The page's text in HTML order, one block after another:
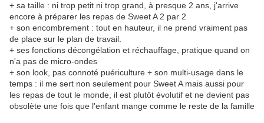
+ sa taille : ni trop petit ni trop grand, à presque 2 ans, j'arrive
encore à préparer les repas de Sweet A 2 par 2
+ son encombrement : tout en hauteur, il ne prend vraiment pas
de place sur le plan de travail.
+ ses fonctions décongélation et réchauffage, pratique quand on
n'a pas de micro-ondes
+ son look, pas connoté puériculture + son multi-usage dans le
temps : il me sert non seulement pour Sweet A mais aussi pour
les repas de tout le monde, il est plutôt évolutif et ne devient pas
obsolète une fois que l'enfant mange comme le reste de la famille